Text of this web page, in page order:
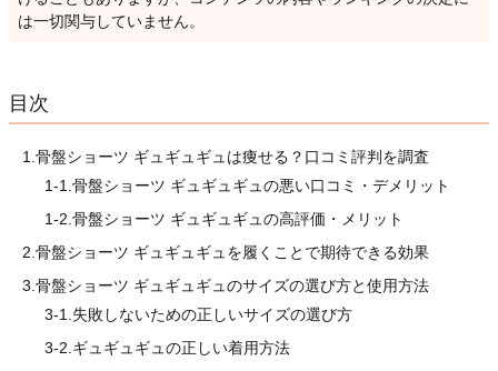
は一切関与していません。
目次
1.骨盤ショーツ ギュギュギュは痩せる？口コミ評判を調査
1-1.骨盤ショーツ ギュギュギュの悪い口コミ・デメリット
1-2.骨盤ショーツ ギュギュギュの高評価・メリット
2.骨盤ショーツ ギュギュギュを履くことで期待できる効果
3.骨盤ショーツ ギュギュギュのサイズの選び方と使用方法
3-1.失敗しないための正しいサイズの選び方
3-2.ギュギュギュの正しい着用方法